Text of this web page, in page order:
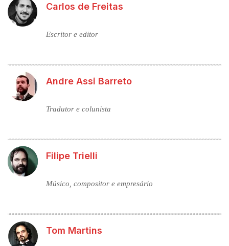
Carlos de Freitas
Escritor e editor
Andre Assi Barreto
Tradutor e colunista
Filipe Trielli
Músico, compositor e empresário
Tom Martins